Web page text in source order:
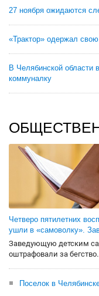
27 ноября ожидаются
«Трактор» одержал
В Челябинской области
коммуналку
Четверо пятилетних
ушли в «самоволку».
Заведующую детским
оштрафовали за
Поселок в